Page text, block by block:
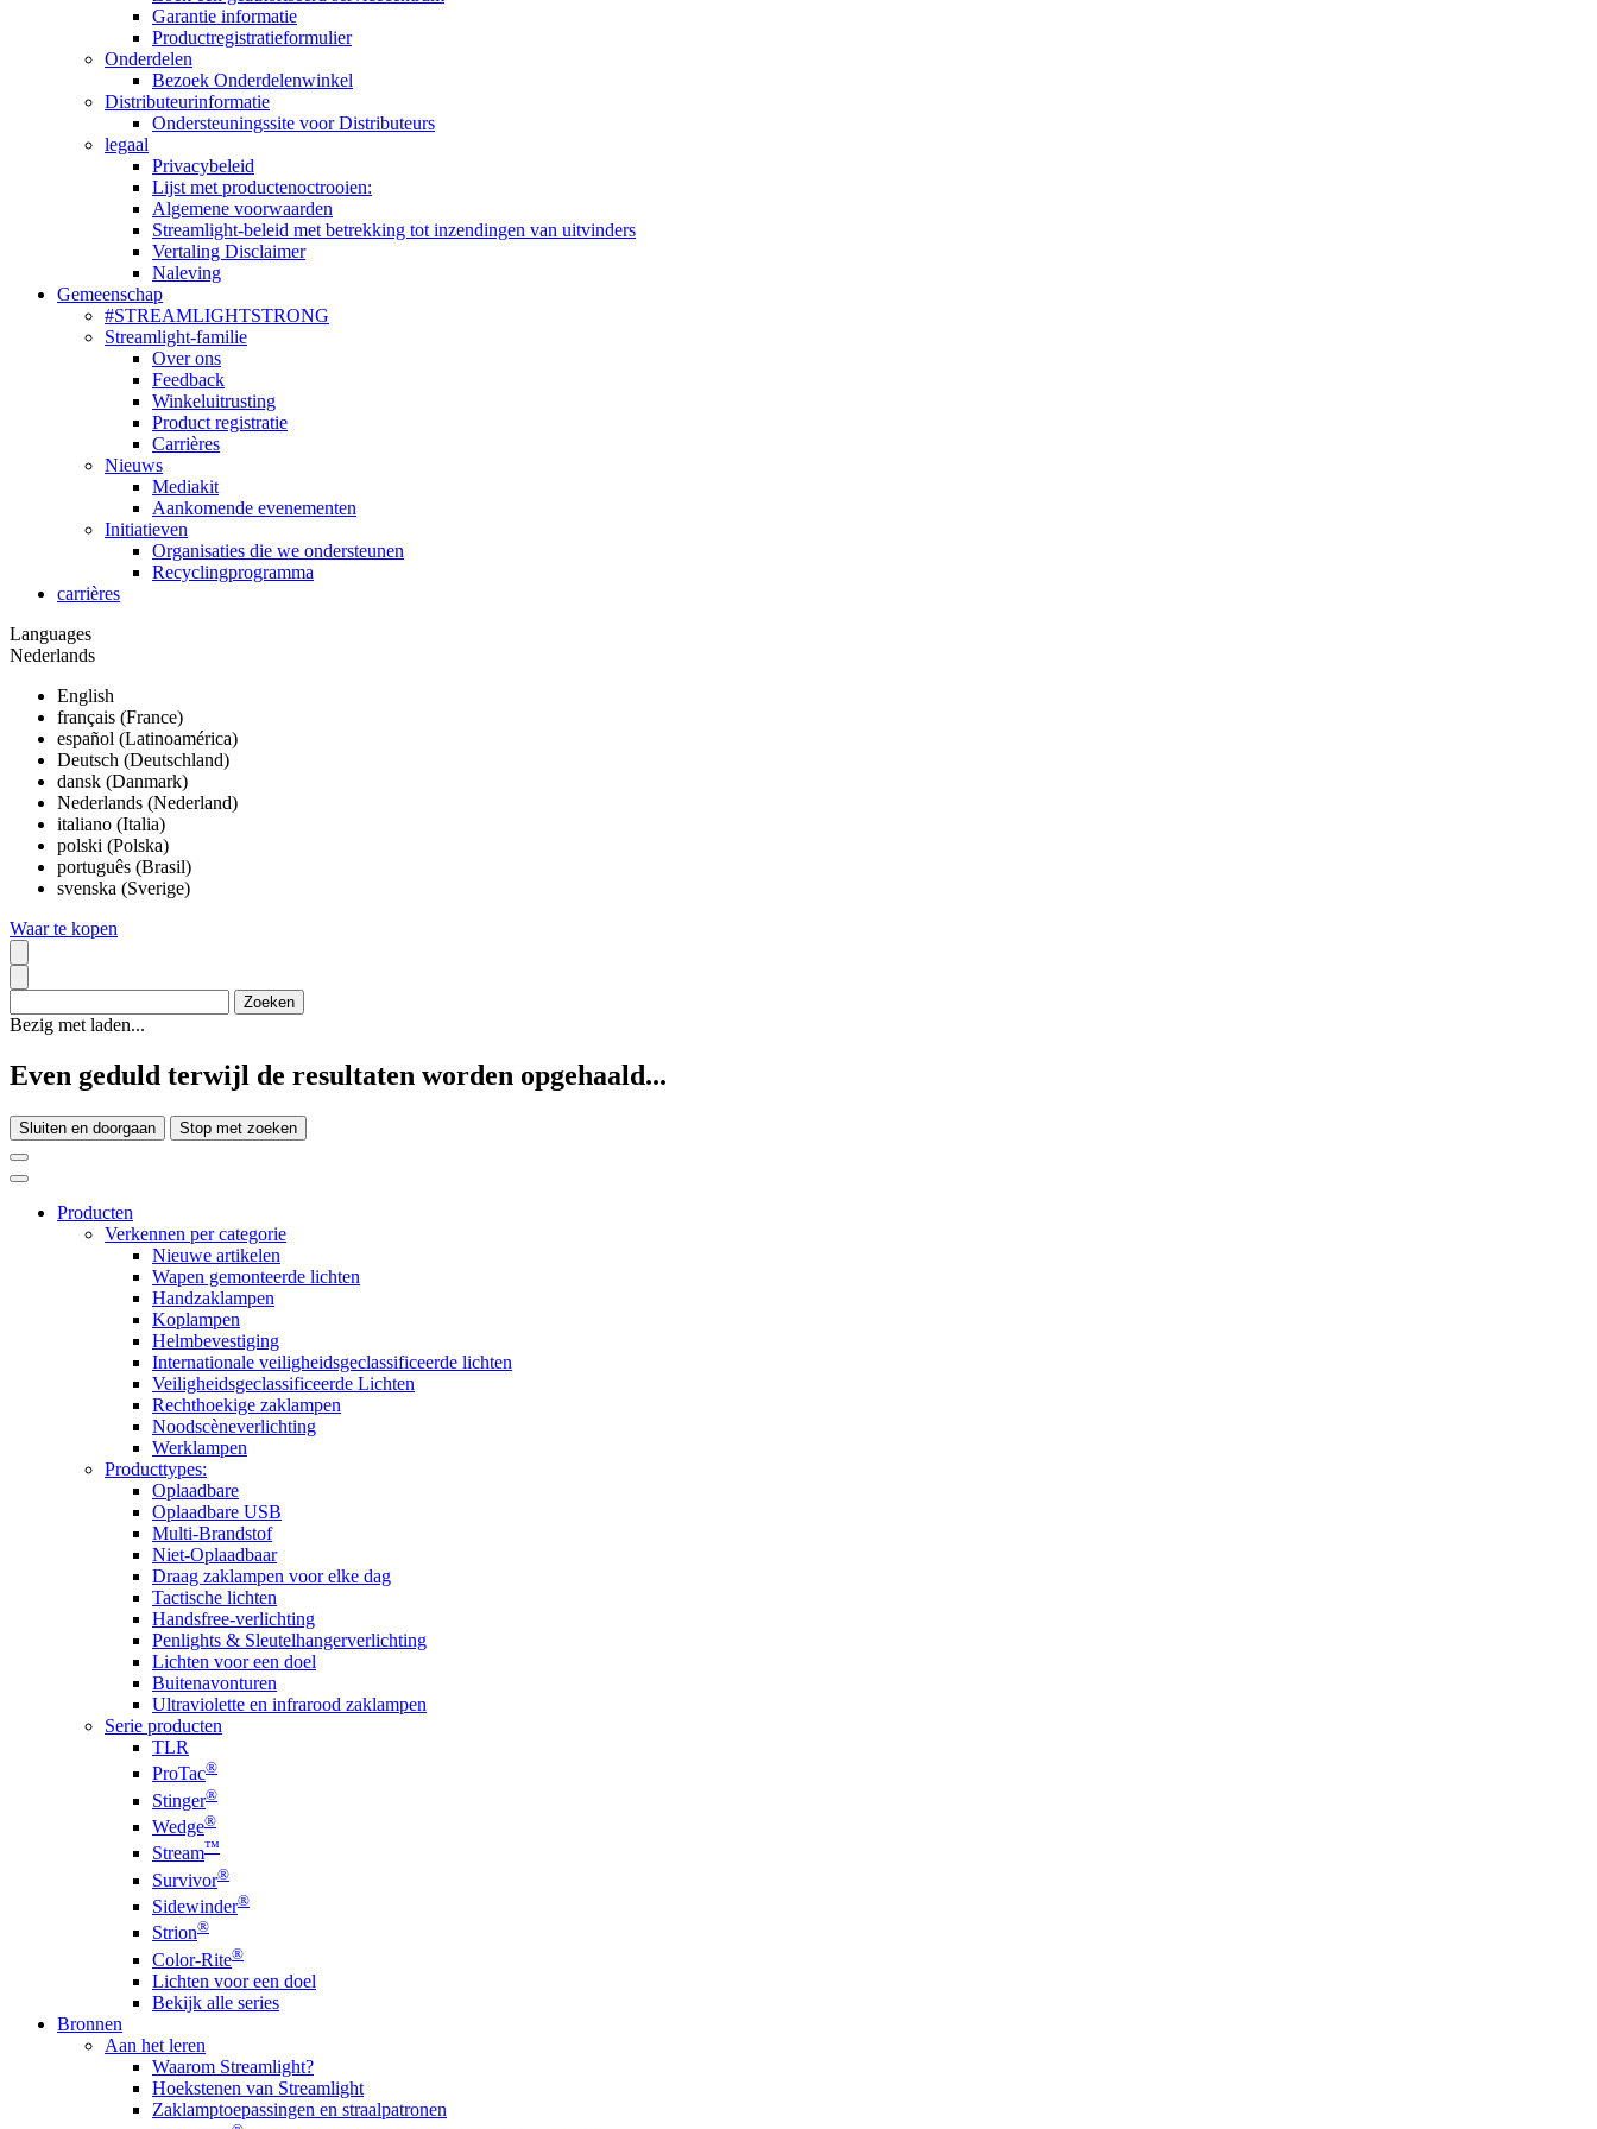
Garantie informatie
Productregistratieformulier
Onderdelen
Bezoek Onderdelenwinkel
Distributeurinformatie
Ondersteuningssite voor Distributeurs
legaal
Privacybeleid
Lijst met productenoctrooien:
Algemene voorwaarden
Streamlight-beleid met betrekking tot inzendingen van uitvinders
Vertaling Disclaimer
Naleving
Gemeenschap
#STREAMLIGHTSTRONG
Streamlight-familie
Over ons
Feedback
Winkeluitrusting
Product registratie
Carrières
Nieuws
Mediakit
Aankomende evenementen
Initiatieven
Organisaties die we ondersteunen
Recyclingprogramma
carrières
Languages
Nederlands
English
français (France)
español (Latinoamérica)
Deutsch (Deutschland)
dansk (Danmark)
Nederlands (Nederland)
italiano (Italia)
polski (Polska)
português (Brasil)
svenska (Sverige)
Waar te kopen
Bezig met laden...
Even geduld terwijl de resultaten worden opgehaald...
Sluiten en doorgaan Stop met zoeken
Producten
Verkennen per categorie
Nieuwe artikelen
Wapen gemonteerde lichten
Handzaklampen
Koplampen
Helmbevestiging
Internationale veiligheidsgeclassificeerde lichten
Veiligheidsgeclassificeerde Lichten
Rechthoekige zaklampen
Noodscèneverlichting
Werklampen
Producttypes:
Oplaadbare
Oplaadbare USB
Multi-Brandstof
Niet-Oplaadbaar
Draag zaklampen voor elke dag
Tactische lichten
Handsfree-verlichting
Penlights & Sleutelhangerverlichting
Lichten voor een doel
Buitenavonturen
Ultraviolette en infrarood zaklampen
Serie producten
TLR
ProTac®
Stinger®
Wedge®
Stream™
Survivor®
Sidewinder®
Strion®
Color-Rite®
Lichten voor een doel
Bekijk alle series
Bronnen
Aan het leren
Waarom Streamlight?
Hoekstenen van Streamlight
Zaklamptoepassingen en straalpatronen